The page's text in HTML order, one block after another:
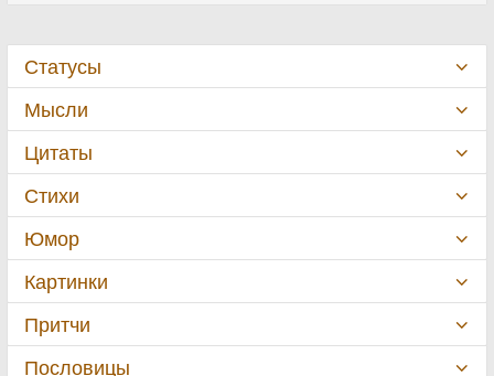
Статусы
Мысли
Цитаты
Стихи
Юмор
Картинки
Притчи
Пословицы